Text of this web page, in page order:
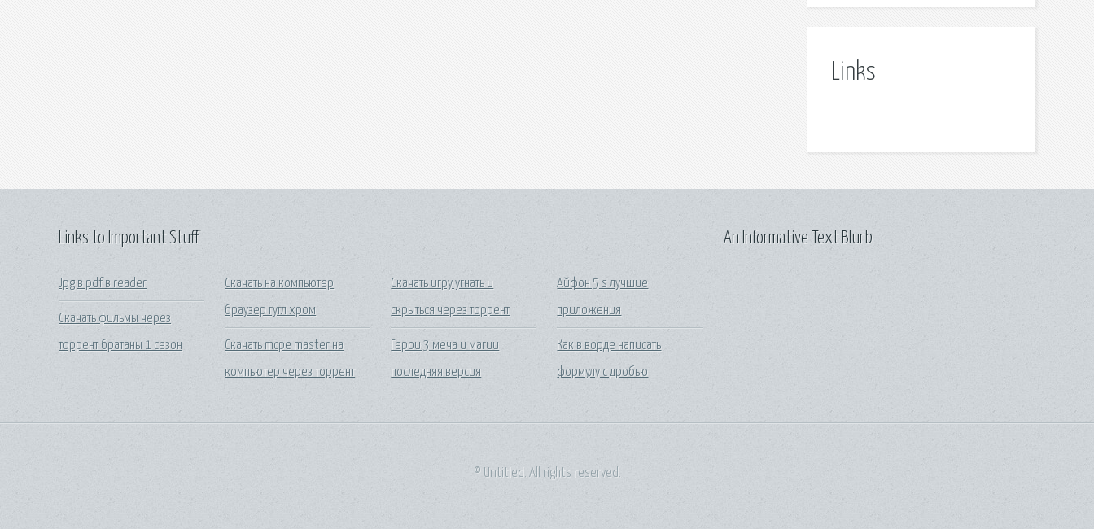
Links
Links to Important Stuff
Jpg в pdf в reader
Скачать фильмы через
торрент братаны 1 сезон
Скачать на компьютер
браузер гугл хром
Скачать mcpe master на
компьютер через торрент
Скачать игру угнать и
скрыться через торрент
Герои 3 меча и магии
последняя версия
Айфон 5 s лучшие
приложения
Как в ворде написать
формулу с дробью
An Informative Text Blurb
© Untitled. All rights reserved.